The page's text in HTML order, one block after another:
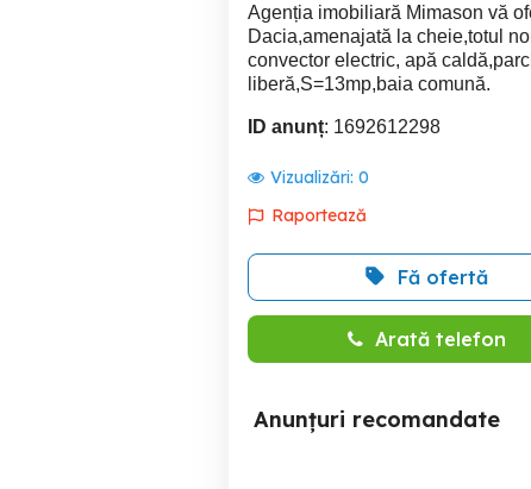
Agenția imobiliară Mimason vă
Dacia,amenajată la cheie,totul
convector electric, apă
liberă,S=13mp,baia comună.
ID anunț: 1692612298
Vizualizări: 0
Raportează
Fă ofertă
Arată telefon
Anunțuri recomandate